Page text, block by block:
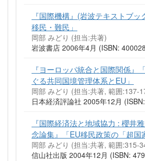
『国際機構』(岩波テキストブッ
移民・難民」
岡部 みどり (担当:共著)
岩波書店 2006年4月 (ISBN:
『ヨーロッパ統合と国際関係』
ぐる共同国境管理体系とEU」
岡部 みどり (担当:共著, 範囲:137-
日本経済評論社 2005年12月
『国際経済法と地域協力 : 櫻井
念論集』「EU移民政策の「超国
岡部 みどり (担当:共著, 範囲:315-
信山社出版 2004年12月 (ISBN: